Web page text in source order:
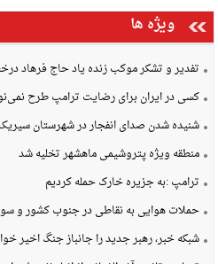
ویژه ها
تفدیر و تشکر موکب زنده یاد حاج فرهاد
کسی در ایران برای رضایت ترامپ طرح
شنیده شدن صدای انفجار در شهرستان سیریک
منطقه ویژه پتروشیمی ماهشهر تخلیه شد
ترامپ :به جزیره خارک حمله کردیم
حملات هوایی به نقاطی در جنوب کشور و
شبکه خبر، رهبر جدید را جانباز جنگ اخیر